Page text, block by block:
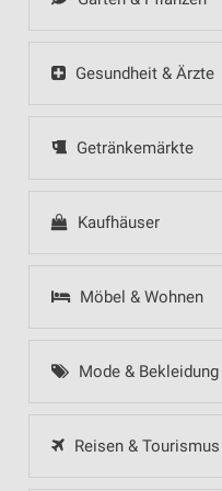
Gesundheit & Ärzte
Getränkemärkte
Kaufhäuser
Möbel & Wohnen
Mode & Bekleidung
Reisen & Tourismus